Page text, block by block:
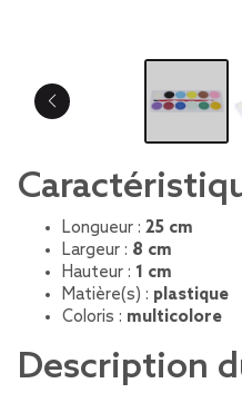
Longueur : 25 cm
Largeur : 8 cm
Hauteur : 1 cm
Matière(s) : plastique
Coloris : multicolore
Description